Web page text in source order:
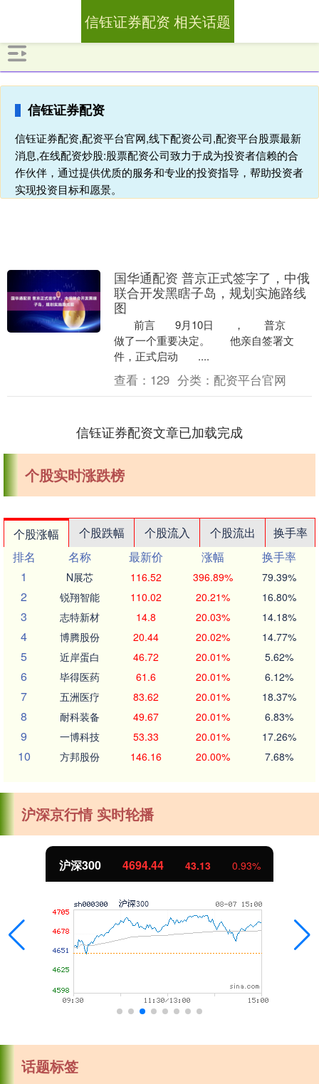
信钰证券配资
信钰证券配资,配资平台官网,线下配资公司,配资平台股票最新
消息,在线配资炒股:股票配资公司致力于成为投资者信赖的合
作伙伴，通过提供优质的服务和专业的投资指导，帮助投资者
实现投资目标和愿景。
信钰证券配资 相关话题
国华通配资 普京正式签字了，中俄
联合开发黑瞎子岛，规划实施路线
图
前言 9月10日 ， 普京
做了一个重要决定。 他亲自签署文
件，正式启动 ....
查看： 129 分类： 配资平台官网
信钰证券配资文章已加载完成
个股实时涨跌榜
个股涨幅 个股跌幅 个股流入 个股流出
换手率
排名
名称 最新价 涨幅
换手率
1
N展芯 116.52 396.89% 79.39%
2 锐翔智能 110.02 20.21% 16.80%
3 志特新材 14.8 20.03% 14.18%
4 博腾股份 20.44 20.02% 14.77%
5 近岸蛋白 46.72 20.01% 5.62%
6 毕得医药 61.6 20.01% 6.12%
7 五洲医疗 83.62 20.01% 18.37%
8 耐科装备 49.67 20.01% 6.83%
9 一博科技 53.33 20.01% 17.26%
10 方邦股份 146.16 20.00% 7.68%
沪深京行情 实时轮播
沪深300 4694.44 43.13 0.93%
话题标签